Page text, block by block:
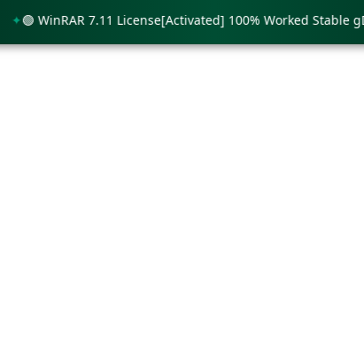
🟢 WinRAR 7.11 License[Activated] 100% Worked Stable gDrive